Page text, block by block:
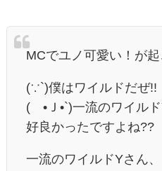
MCでユノ可愛い！が
(∵`)僕はワイルドだぜ!!
(´•Ｊ•`)一流のワイル
好良かったですよね??
一流のワイルドYさん